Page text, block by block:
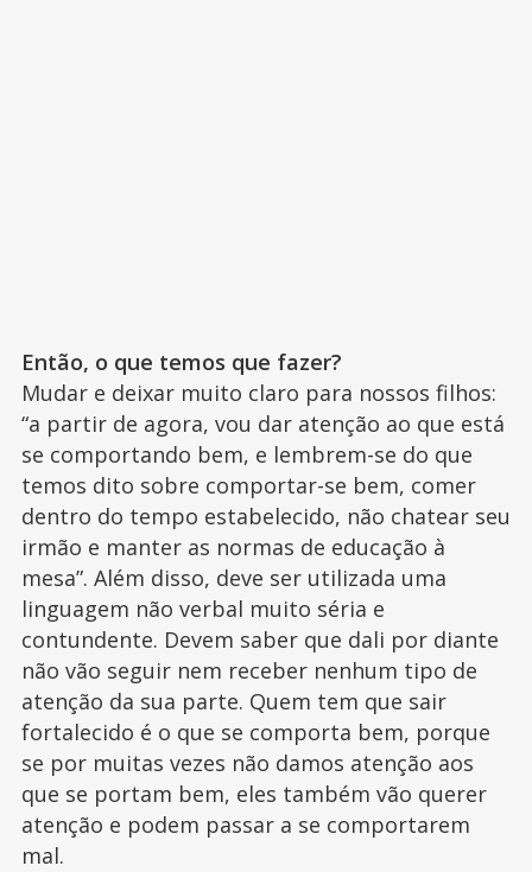
Então, o que temos que fazer?
Mudar e deixar muito claro para nossos filhos:
“a partir de agora, vou dar atenção ao que está
se comportando bem, e lembrem-se do que
temos dito sobre comportar-se bem, comer
dentro do tempo estabelecido, não chatear seu
irmão e manter as normas de educação à
mesa”. Além disso, deve ser utilizada uma
linguagem não verbal muito séria e
contundente. Devem saber que dali por diante
não vão seguir nem receber nenhum tipo de
atenção da sua parte. Quem tem que sair
fortalecido é o que se comporta bem, porque
se por muitas vezes não damos atenção aos
que se portam bem, eles também vão querer
atenção e podem passar a se comportarem
mal.